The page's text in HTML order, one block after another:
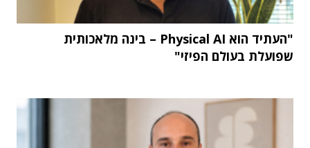
"העתיד הוא Physical AI – בינה מלאכותית
שפועלת בעולם הפיזי"